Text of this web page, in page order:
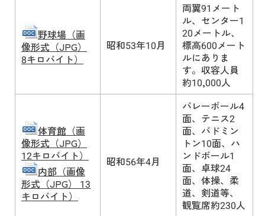
野球場（画
像形式（JPG）
8キロバイト）
昭和53年10月
両翼91メート
ル、センター1
20メートル、
標高600メート
ルにありま
す。収容人員
約10,000人
体育館（画
像形式（JPG）
12キロバイト）
内部（画像
形式（JPG） 13
キロバイト）
昭和56年4月
バレーボール4
面、テニス2
面、バドミン
トン10面、ハ
ンドボール1
面、卓球24
面、体操、柔
道、剣道等、
観覧席約230人